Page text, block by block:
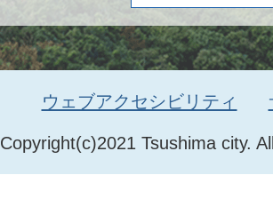
Copyright(c)2021 Tsushima city.
ウェブアクセシビリティ